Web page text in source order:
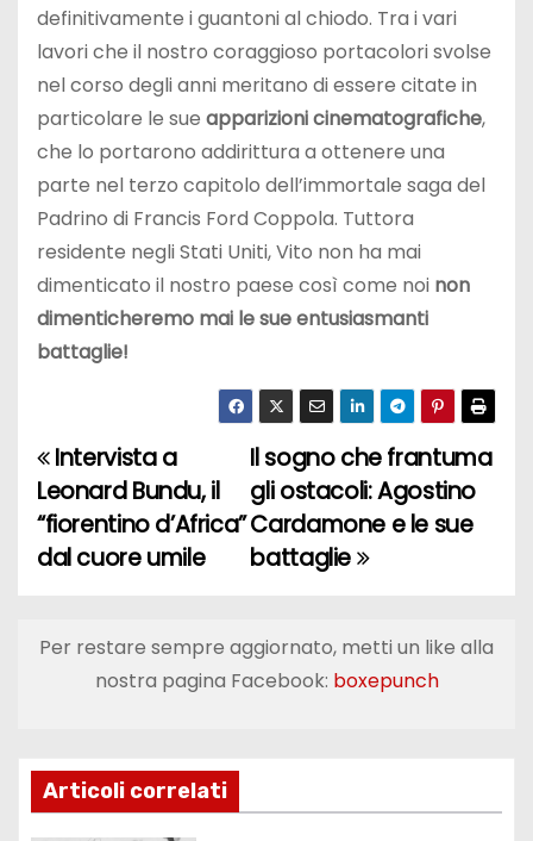
definitivamente i guantoni al chiodo. Tra i vari
lavori che il nostro coraggioso portacolori svolse
nel corso degli anni meritano di essere citate in
particolare le sue apparizioni cinematografiche,
che lo portarono addirittura a ottenere una
parte nel terzo capitolo dell’immortale saga del
Padrino di Francis Ford Coppola. Tuttora
residente negli Stati Uniti, Vito non ha mai
dimenticato il nostro paese così come noi non
dimenticheremo mai le sue entusiasmanti
battaglie!
N
a
v
g
z
i
Il sogno che frantuma
gli ostacoli: Agostino
Cardamone e le sue
battaglie
Intervista a
Leonard Bundu, il
“fiorentino d’Africa”
dal cuore umile
Per restare sempre aggiornato, metti un like alla
nostra pagina Facebook: boxepunch
Articoli correlati